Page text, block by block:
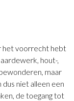
het voorrecht hebt
hout-,
maar
niet alleen een
de toegang tot